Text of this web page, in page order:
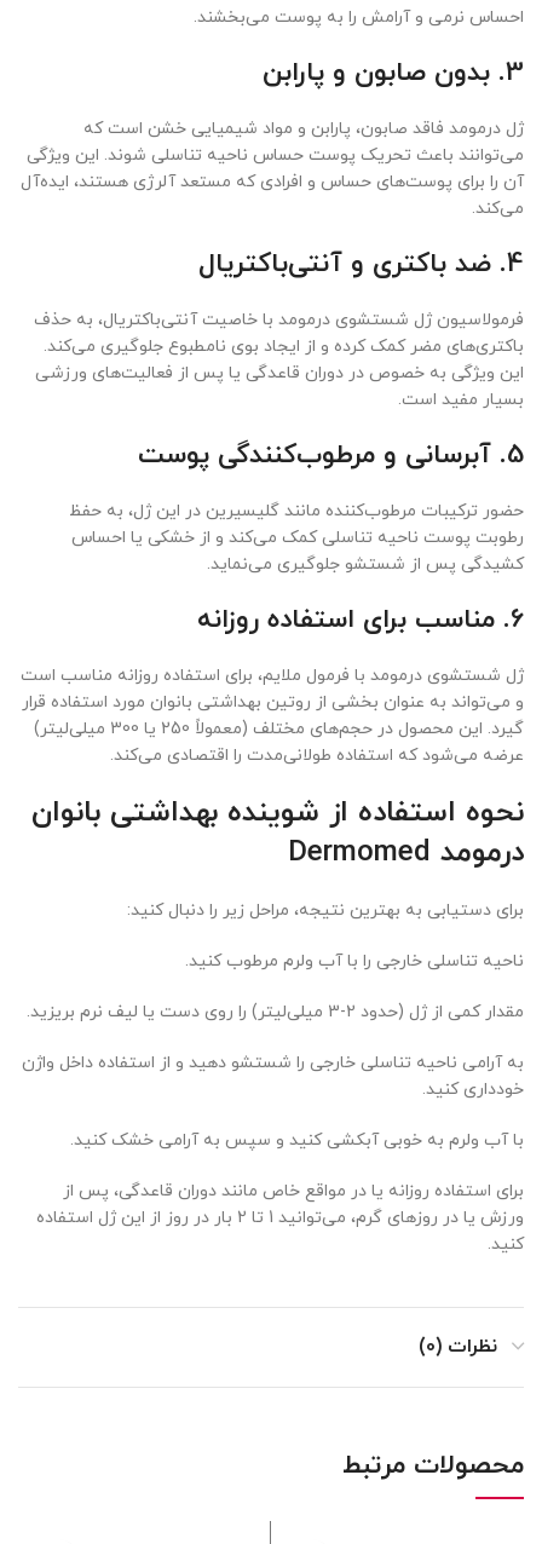
احساس نرمی و آرامش را به پوست می‌بخشند.
3. بدون صابون و پارابن
ژل درمومد فاقد صابون، پارابن و مواد شیمیایی خشن است که
می‌توانند باعث تحریک پوست حساس ناحیه تناسلی شوند. این ویژگی
آن را برای پوست‌های حساس و افرادی که مستعد آلرژی هستند، ایده‌آل
می‌کند.
4. ضد باکتری و آنتی‌باکتریال
فرمولاسیون ژل شستشوی درمومد با خاصیت آنتی‌باکتریال، به حذف
باکتری‌های مضر کمک کرده و از ایجاد بوی نامطبوع جلوگیری می‌کند.
این ویژگی به خصوص در دوران قاعدگی یا پس از فعالیت‌های ورزشی
بسیار مفید است.
5. آبرسانی و مرطوب‌کنندگی پوست
حضور ترکیبات مرطوب‌کننده مانند گلیسیرین در این ژل، به حفظ
رطوبت پوست ناحیه تناسلی کمک می‌کند و از خشکی یا احساس
کشیدگی پس از شستشو جلوگیری می‌نماید.
6. مناسب برای استفاده روزانه
ژل شستشوی درمومد با فرمول ملایم، برای استفاده روزانه مناسب است
و می‌تواند به عنوان بخشی از روتین بهداشتی بانوان مورد استفاده قرار
گیرد. این محصول در حجم‌های مختلف (معمولاً 250 یا 300 میلی‌لیتر)
عرضه می‌شود که استفاده طولانی‌مدت را اقتصادی می‌کند.
نحوه استفاده از شوینده بهداشتی بانوان
درمومد Dermomed
برای دستیابی به بهترین نتیجه، مراحل زیر را دنبال کنید:
ناحیه تناسلی خارجی را با آب ولرم مرطوب کنید.
مقدار کمی از ژل (حدود 2-3 میلی‌لیتر) را روی دست یا لیف نرم بریزید.
به آرامی ناحیه تناسلی خارجی را شستشو دهید و از استفاده داخل واژن
خودداری کنید.
با آب ولرم به خوبی آبکشی کنید و سپس به آرامی خشک کنید.
برای استفاده روزانه یا در مواقع خاص مانند دوران قاعدگی، پس از
ورزش یا در روزهای گرم، می‌توانید 1 تا 2 بار در روز از این ژل استفاده
کنید.
نظرات (0)
محصولات مرتبط